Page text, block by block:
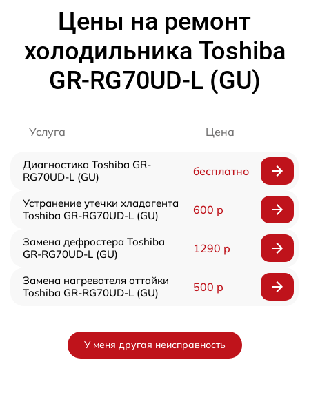
Цены на ремонт
холодильника Toshiba
GR-RG70UD-L (GU)
Услуга Цена
Диагностика Toshiba GR-
RG70UD-L (GU)
бесплатно
Устранение утечки хладагента
Toshiba GR-RG70UD-L (GU)
600 р
Замена дефростера Toshiba
GR-RG70UD-L (GU)
1290 р
Замена нагревателя оттайки
Toshiba GR-RG70UD-L (GU)
500 р
У меня другая неисправность